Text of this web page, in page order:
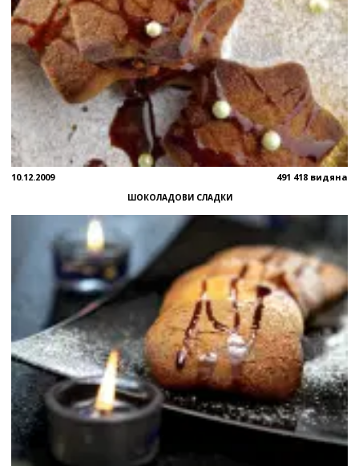
10.12.2009 491 418 видяна
ШОКОЛАДОВИ СЛАДКИ